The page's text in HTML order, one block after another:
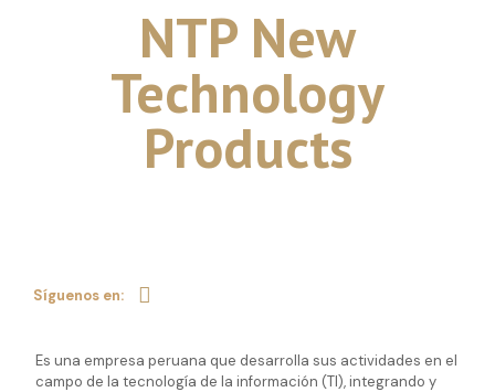
NTP New
Technology
Products
Síguenos en:
Es una empresa peruana que desarrolla sus actividades en el
campo de la tecnología de la información (TI), integrando y